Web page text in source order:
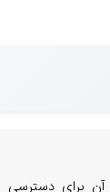
برای دسترسی